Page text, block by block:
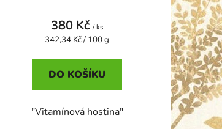
380 Kč/ ks
Měrná
342,34 Kč / 100 g
DO KOŠÍKU
"Vitamínová hostina"